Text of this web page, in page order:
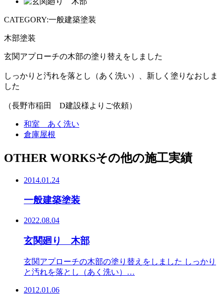
CATEGORY:一般建築塗装
木部塗装
玄関アプローチの木部の塗り替えをしました
しっかりと汚れを落とし（あく洗い）、新しく塗りなおしま
した
（長野市稲田 D建設様よりご依頼）
和室 あく洗い
倉庫屋根
OTHER WORKSその他の施工実績
2014.01.24
一般建築塗装
2022.08.04
玄関廻り 木部
玄関アプローチの木部の塗り替えをしました しっかり
と汚れを落とし（あく洗い）…
2012.01.06